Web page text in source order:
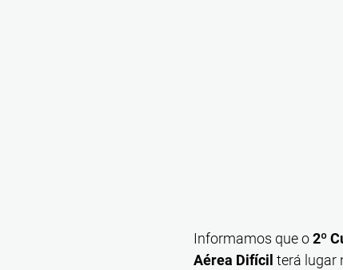
Informamos que o2º
Aérea Difícil terá lugar